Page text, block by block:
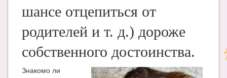
шансе отцепиться от
родителей и т. д.) дороже
собственного достоинства.
Знакомо ли